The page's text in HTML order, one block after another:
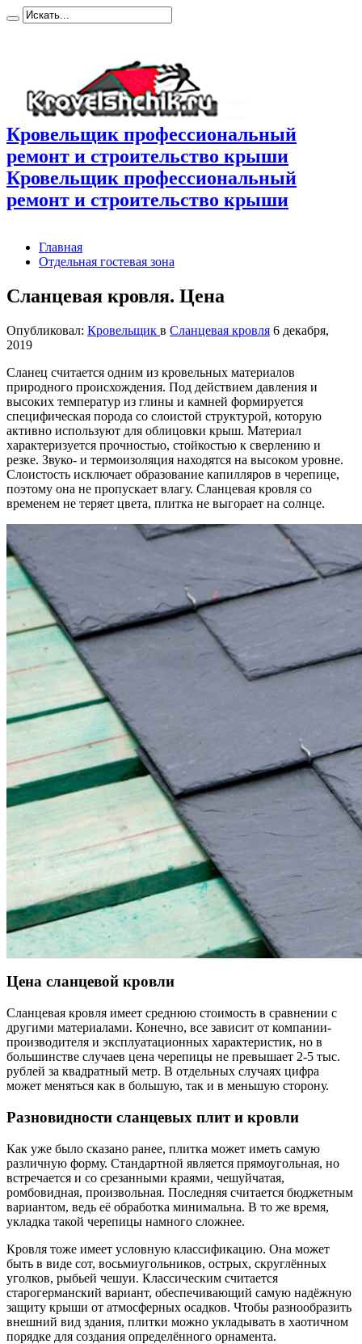
Кровельщик профессиональный
ремонт и строительство крыши
Кровельщик профессиональный
ремонт и строительство крыши
Главная
Отдельная гостевая зона
Сланцевая кровля. Цена
Опубликовал: Кровельщик в Сланцевая кровля 6 декабря,
2019
Сланец считается одним из кровельных материалов
природного происхождения. Под действием давления и
высоких температур из глины и камней формируется
специфическая порода со слоистой структурой, которую
активно используют для облицовки крыш. Материал
характеризуется прочностью, стойкостью к сверлению и
резке. Звуко- и термоизоляция находятся на высоком уровне.
Слоистость исключает образование капилляров в черепице,
поэтому она не пропускает влагу. Сланцевая кровля со
временем не теряет цвета, плитка не выгорает на солнце.
Цена сланцевой кровли
Сланцевая кровля имеет среднюю стоимость в сравнении с
другими материалами. Конечно, все зависит от компании-
производителя и эксплуатационных характеристик, но в
большинстве случаев цена черепицы не превышает 2-5 тыс.
рублей за квадратный метр. В отдельных случаях цифра
может меняться как в большую, так и в меньшую сторону.
Разновидности сланцевых плит и кровли
Как уже было сказано ранее, плитка может иметь самую
различную форму. Стандартной является прямоугольная, но
встречается и со срезанными краями, чешуйчатая,
ромбовидная, произвольная. Последняя считается бюджетным
вариантом, ведь её обработка минимальна. В то же время,
укладка такой черепицы намного сложнее.
Кровля тоже имеет условную классификацию. Она может
быть в виде сот, восьмиугольников, острых, скруглённых
уголков, рыбьей чешуи. Классическим считается
старогерманский вариант, обеспечивающий самую надёжную
защиту крыши от атмосферных осадков. Чтобы разнообразить
внешний вид здания, плитки можно укладывать в хаотичном
порядке для создания определённого орнамента.